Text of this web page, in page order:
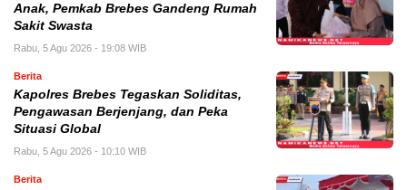
Anak, Pemkab Brebes Gandeng Rumah
Sakit Swasta
Rabu, 5 Agu 2026 - 19:08 WIB
Berita
Kapolres Brebes Tegaskan Soliditas,
Pengawasan Berjenjang, dan Peka
Situasi Global
Rabu, 5 Agu 2026 - 10:10 WIB
Berita